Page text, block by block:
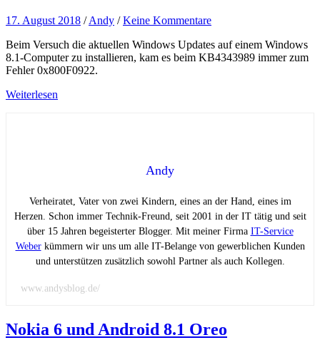
17. August 2018 /Andy /Keine Kommentare
Beim Versuch die aktuellen Windows Updates auf einem Windows
8.1-Computer zu installieren, kam es beim KB4343989 immer zum
Fehler 0x800F0922.
Weiterlesen
Andy
Verheiratet, Vater von zwei Kindern, eines an der Hand, eines im
Herzen. Schon immer Technik-Freund, seit 2001 in der IT tätig und seit
über 15 Jahren begeisterter Blogger. Mit meiner Firma IT-Service
Weberkümmern wir uns um alle IT-Belange von gewerblichen Kunden
und unterstützen zusätzlich sowohl Partner als auch Kollegen.
www.andysblog.de/
Nokia 6 und Android 8.1 Oreo